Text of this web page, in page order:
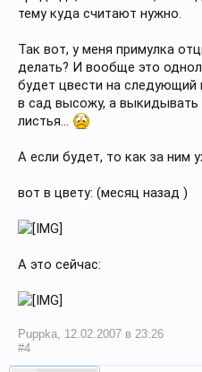
тему куда считают нужно.
Так вот, у меня примулка
делать? И вообще это
будет цвести на следующий
в сад высожу, а
листья...
А если будет, то как за ним
вот в цвету: (месяц назад )
А это сейчас:
Puppka, 12.02.2007 в 23:26
#4